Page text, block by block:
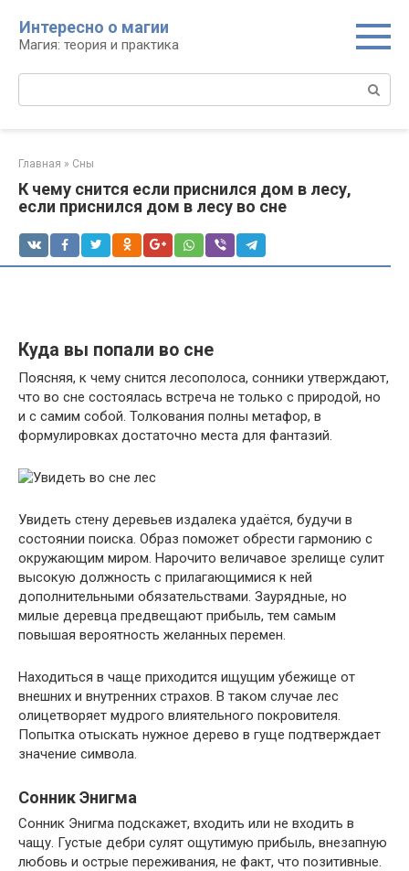
контенту
Интересно о магии
Магия: теория и практика
Главная » Сны
К чему снится если приснился дом в лесу,
если приснился дом в лесу во сне
Куда вы попали во сне
Поясняя, к чему снится лесополоса, сонники утверждают,
что во сне состоялась встреча не только с природой, но
и с самим собой. Толкования полны метафор, в
формулировках достаточно места для фантазий.
Увидеть стену деревьев издалека удаётся, будучи в
состоянии поиска. Образ поможет обрести гармонию с
окружающим миром. Нарочито величавое зрелище сулит
высокую должность с прилагающимися к ней
дополнительными обязательствами. Заурядные, но
милые деревца предвещают прибыль, тем самым
повышая вероятность желанных перемен.
Находиться в чаще приходится ищущим убежище от
внешних и внутренних страхов. В таком случае лес
олицетворяет мудрого влиятельного покровителя.
Попытка отыскать нужное дерево в гуще подтверждает
значение символа.
Сонник Энигма
Сонник Энигма подскажет, входить или не входить в
чащу. Густые дебри сулят ощутимую прибыль, внезапную
любовь и острые переживания, не факт, что позитивные.